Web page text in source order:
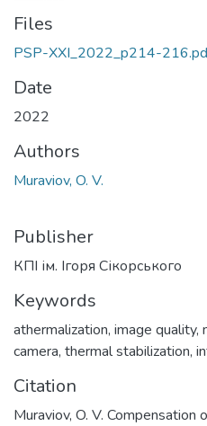
Files
PSP-XXI_2022_p214-
Date
2022
Authors
Muraviov, O. V.
Publisher
КПІ ім. Ігоря Сікорського
Keywords
athermalization, image quality,
camera, thermal stabilization,
Citation
Muraviov, O. V.